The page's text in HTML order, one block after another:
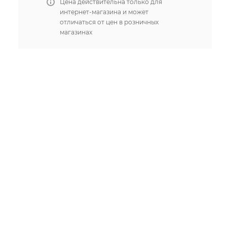
Цена действительна только для
интернет-магазина и может
отличаться от цен в розничных
магазинах